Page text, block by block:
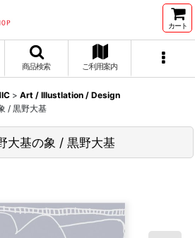
カート
商品検索 ご利用案内
> Art / Illustlation / Design
/ 黒野大基
大基の象 / 黒野大基